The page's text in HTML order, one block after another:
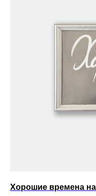
Хорошие времена на